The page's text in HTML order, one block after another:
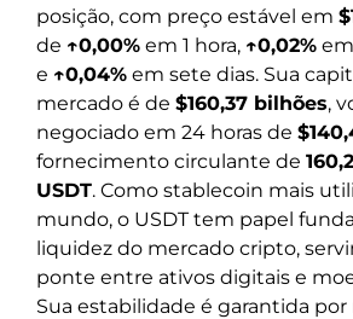
posição, com preço estável em
de ↑0,00% em 1 hora, ↑0,02%
e ↑0,04% em sete dias. Sua
mercado é de $160,37 bilhões,
negociado em 24 horas de
fornecimento circulante de
USDT. Como stablecoin mais
mundo, o USDT tem papel
liquidez do mercado cripto,
ponte entre ativos digitais e
Sua estabilidade é garantida por